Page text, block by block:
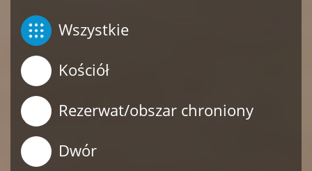
Wszystkie
Kościół
Rezerwat/obszar chroniony
Dwór